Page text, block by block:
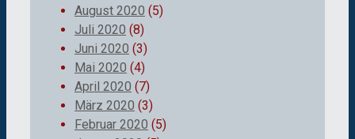
August 2020 (5)
Juli 2020 (8)
Juni 2020 (3)
Mai 2020 (4)
April 2020 (7)
März 2020 (3)
Februar 2020 (5)